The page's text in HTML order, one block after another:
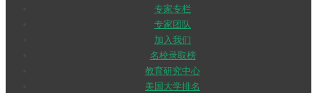
专家专栏
专家团队
加入我们
名校录取榜
教育研究中心
美国大学排名